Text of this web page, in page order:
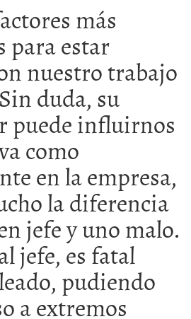
más
estar
nuestro trabajo
duda, su
puede influirnos
como
en la empresa,
la diferencia
jefe y uno malo.
jefe, es fatal
pudiendo
a extremos